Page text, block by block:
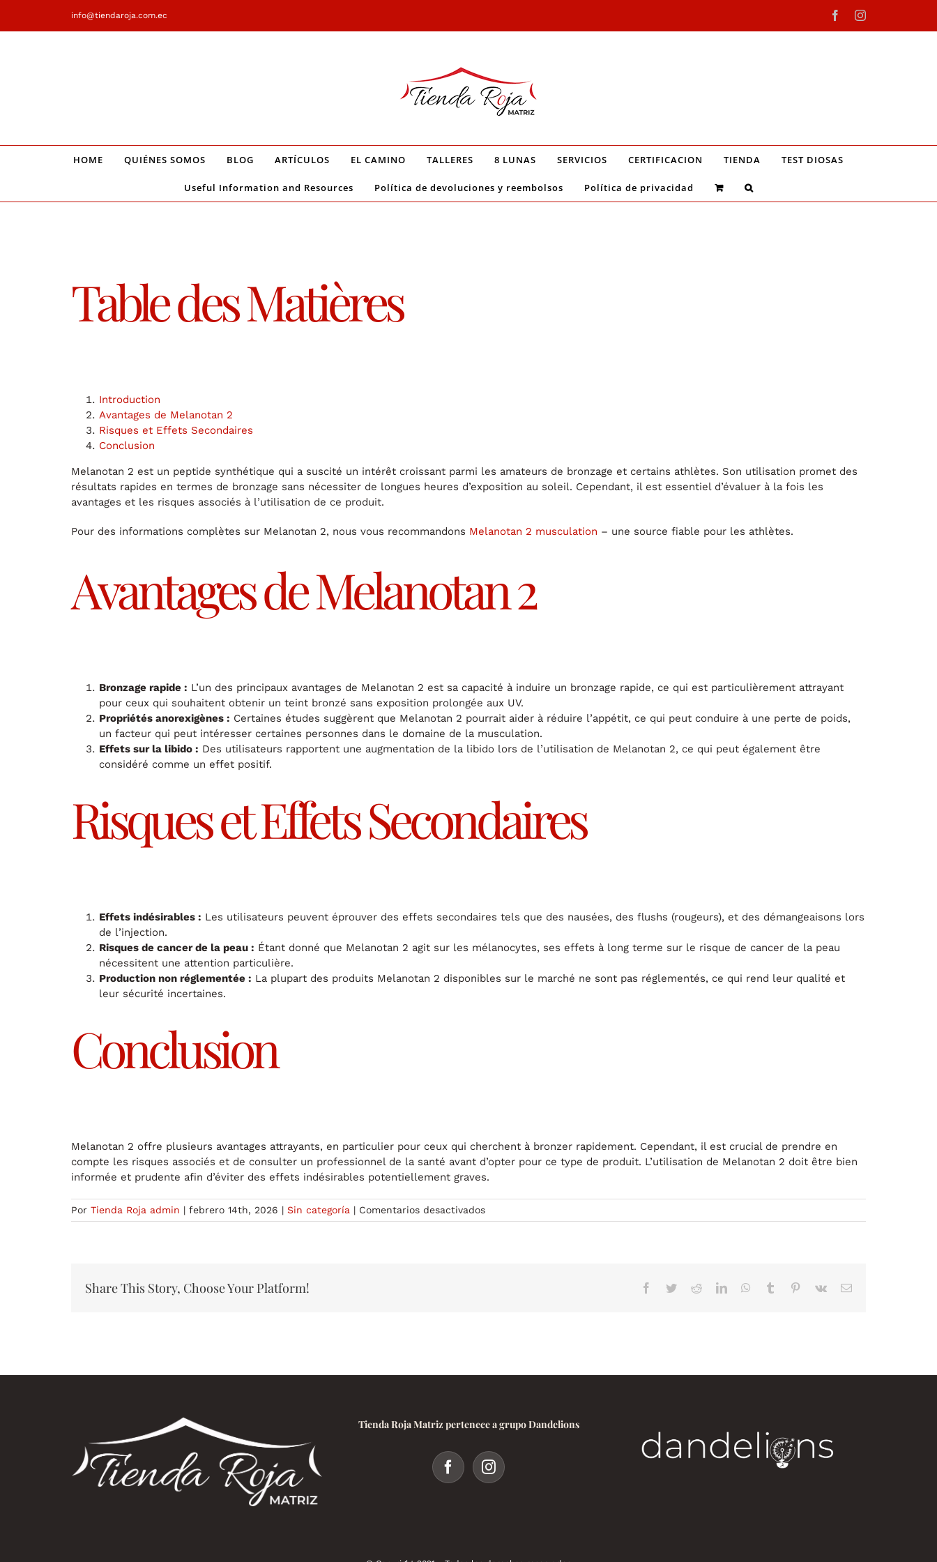
info@tiendaroja.com.ec FacebookInstagram
HOME QUIÉNES SOMOS BLOG ARTÍCULOS EL CAMINO TALLERES 8 LUNAS SERVICIOS CERTIFICACION TIENDA TEST DIOSAS
Useful Information and Resources Política de devoluciones y reembolsos Política de privacidad
Table des Matières
Introduction
Avantages de Melanotan 2
Risques et Effets Secondaires
Conclusion
Melanotan 2 est un peptide synthétique qui a suscité un intérêt croissant parmi les amateurs de bronzage et certains athlètes. Son utilisation promet des
résultats rapides en termes de bronzage sans nécessiter de longues heures d’exposition au soleil. Cependant, il est essentiel d’évaluer à la fois les
avantages et les risques associés à l’utilisation de ce produit.
Pour des informations complètes sur Melanotan 2, nous vous recommandons Melanotan 2 musculation – une source fiable pour les athlètes.
Avantages de Melanotan 2
Bronzage rapide : L’un des principaux avantages de Melanotan 2 est sa capacité à induire un bronzage rapide, ce qui est particulièrement attrayant
pour ceux qui souhaitent obtenir un teint bronzé sans exposition prolongée aux UV.
Propriétés anorexigènes : Certaines études suggèrent que Melanotan 2 pourrait aider à réduire l’appétit, ce qui peut conduire à une perte de poids,
un facteur qui peut intéresser certaines personnes dans le domaine de la musculation.
Effets sur la libido : Des utilisateurs rapportent une augmentation de la libido lors de l’utilisation de Melanotan 2, ce qui peut également être
considéré comme un effet positif.
Risques et Effets Secondaires
Effets indésirables : Les utilisateurs peuvent éprouver des effets secondaires tels que des nausées, des flushs (rougeurs), et des démangeaisons lors
de l’injection.
Risques de cancer de la peau : Étant donné que Melanotan 2 agit sur les mélanocytes, ses effets à long terme sur le risque de cancer de la peau
nécessitent une attention particulière.
Production non réglementée : La plupart des produits Melanotan 2 disponibles sur le marché ne sont pas réglementés, ce qui rend leur qualité et
leur sécurité incertaines.
Conclusion
Melanotan 2 offre plusieurs avantages attrayants, en particulier pour ceux qui cherchent à bronzer rapidement. Cependant, il est crucial de prendre en
compte les risques associés et de consulter un professionnel de la santé avant d’opter pour ce type de produit. L’utilisation de Melanotan 2 doit être bien
informée et prudente afin d’éviter des effets indésirables potentiellement graves.
Por Tienda Roja admin | febrero 14th, 2026 | Sin categoría | Comentarios desactivadosen
Évaluation
Share This Story, Choose Your Platform! Facebook
TwitterRedditLinkedInWhatsApp
Tumblr Pinterest
Vk
Correo
Tienda Roja Matriz pertenece a grupo Dandelions